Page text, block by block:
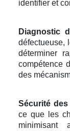
identifier et
Diagnostic
défectueuse,
déterminer
compétence
des
Sécurité
ce que les